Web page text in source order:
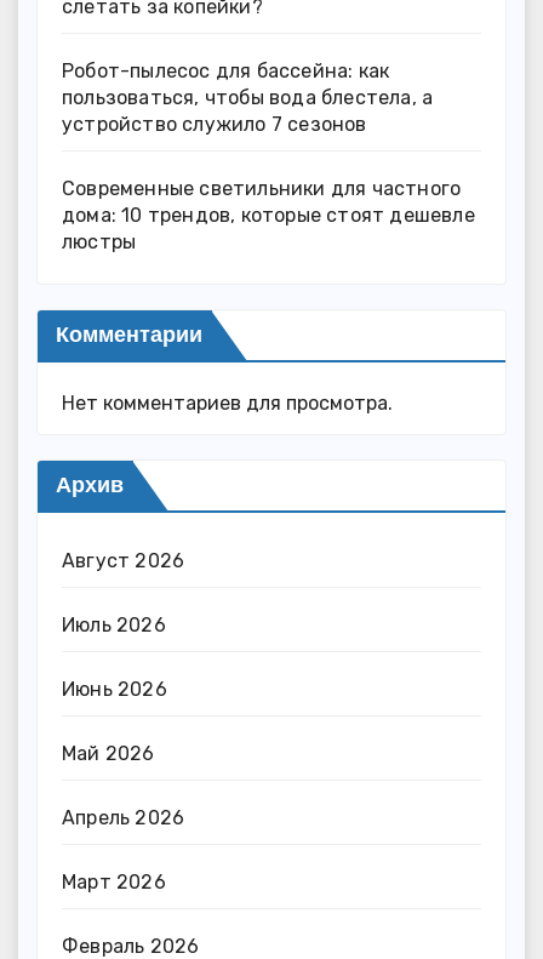
слетать за копейки?
Робот-пылесос для бассейна: как
пользоваться, чтобы вода блестела, а
устройство служило 7 сезонов
Современные светильники для частного
дома: 10 трендов, которые стоят дешевле
люстры
Комментарии
Нет комментариев для просмотра.
Архив
Август 2026
Июль 2026
Июнь 2026
Май 2026
Апрель 2026
Март 2026
Февраль 2026